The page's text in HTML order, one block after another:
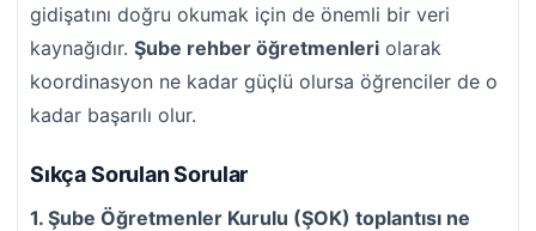
gidişatını doğru okumak için de önemli bir veri
kaynağıdır. Şube rehber öğretmenleri olarak
koordinasyon ne kadar güçlü olursa öğrenciler de o
kadar başarılı olur.
Sıkça Sorulan Sorular
1. Şube Öğretmenler Kurulu (ŞOK) toplantısı ne